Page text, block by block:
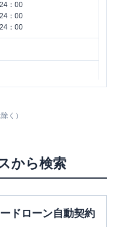
：00
：00
：00
：00
：00
く）
から検索
ドローン自動契約